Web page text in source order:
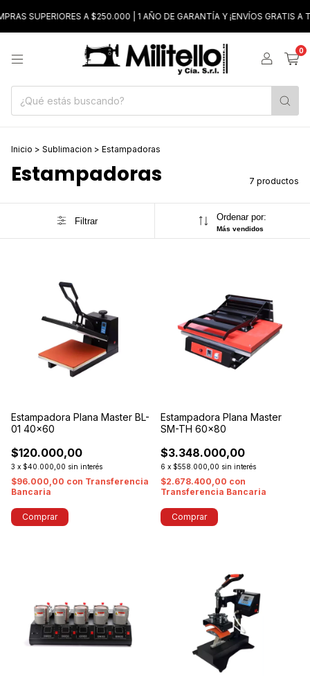
SUPERIORES A $250.000 | 1 AÑO DE GARANTÍA Y ¡ENVÍOS GRATIS A
0
Inicio > Sublimacion > Estampadoras
Estampadoras 7 productos
Filtrar Ordenar por:
Más vendidos
Estampadora Plana Master BL-
01 40x60
$120.000,00
3 x $40.000,00 sin interés
$96.000,00 con Transferencia
Bancaria
Estampadora Plana Master
SM-TH 60x80
$3.348.000,00
6 x $558.000,00 sin interés
$2.678.400,00 con
Transferencia Bancaria